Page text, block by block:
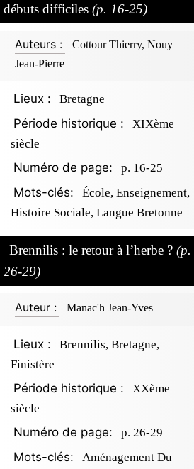
débuts difficiles (p. 16-25)
Auteurs :
Cottour Thierry, Nouy
Jean-Pierre
Lieux : Bretagne
Période historique :
XIXème
siècle
Numéro de page: p. 16-25
Mots-clés:
École, Enseignement,
Histoire Sociale, Langue Bretonne
Brennilis : le retour à l’herbe ? (p.
26-29)
Auteur : Manac'h Jean-Yves
Lieux :
Brennilis, Bretagne,
Finistère
Période historique :
XXème
siècle
Numéro de page: p. 26-29
Mots-clés:
Aménagement Du